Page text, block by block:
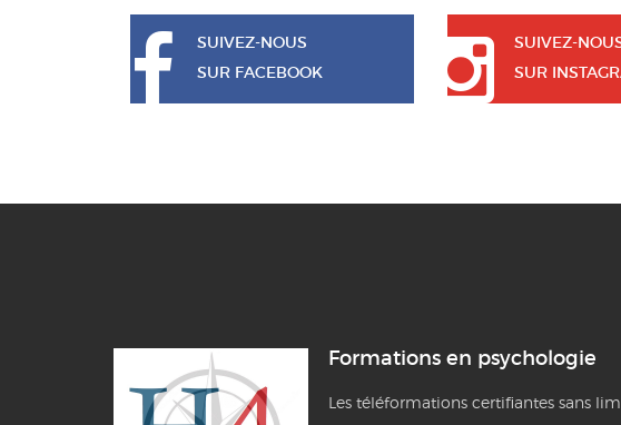
SUIVEZ-NOUS
SUR FACEBOOK
SUIVEZ-
SUR
Formations en psychologie
Les téléformations certifiantes sans